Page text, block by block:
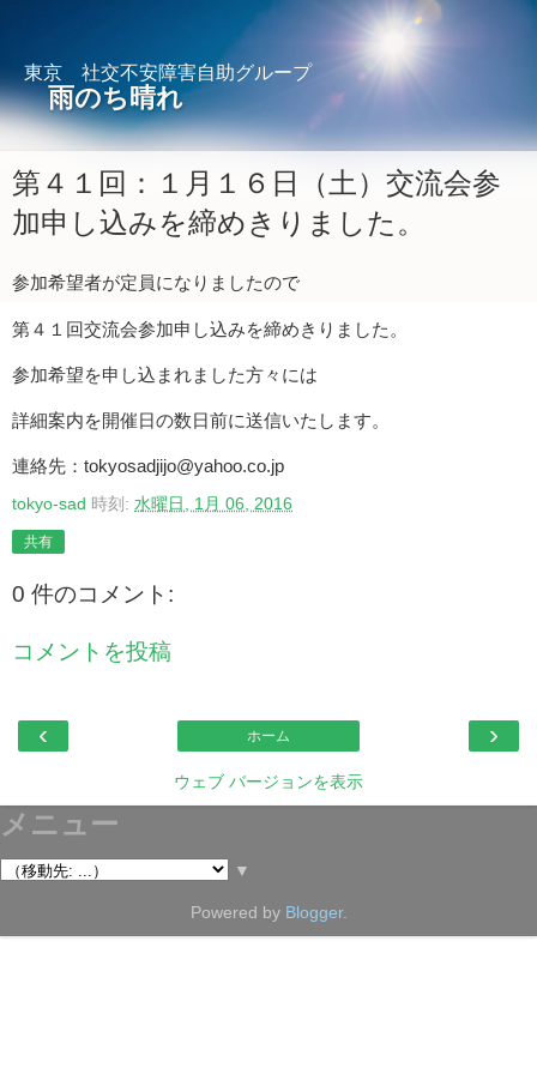
東京 社交不安障害自助グループ
雨のち晴れ
第４１回：１月１６日（土）交流会参
加申し込みを締めきりました。
参加希望者が定員になりましたので
第４１回交流会参加申し込みを締めきりました。
参加希望を申し込まれました方々には
詳細案内を開催日の数日前に送信いたします。
連絡先：tokyosadjijo@yahoo.co.jp
tokyo-sad 時刻: 水曜日, 1月 06, 2016
共有
0 件のコメント:
コメントを投稿
‹ ›
ホーム
ウェブ バージョンを表示
メニュー
▼
Powered by Blogger.